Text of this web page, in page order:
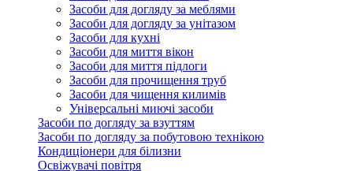
Засоби для догляду за меблями
Засоби для догляду за унітазом
Засоби для кухні
Засоби для миття вікон
Засоби для миття підлоги
Засоби для прочищення труб
Засоби для чищення килимів
Універсальні миючі засоби
Засоби по догляду за взуттям
Засоби по догляду за побутовою технікою
Кондиціонери для білизни
Освіжувачі повітря